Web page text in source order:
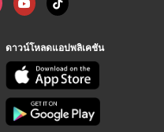
ดาวน์โหลดแอปพลิเคชัน